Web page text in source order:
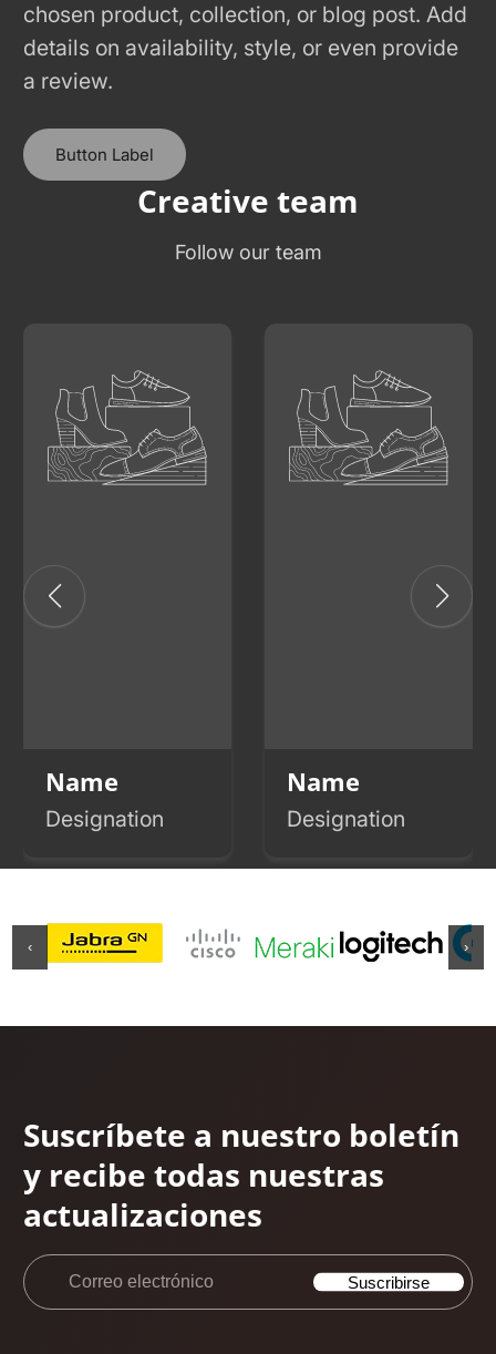
chosen product, collection, or blog post. Add
details on availability, style, or even provide
a review.
Button Label
Follow our team
Creative team
Name
Designation
Name
Designation
‹ ›
Suscríbete a nuestro boletín
y recibe todas nuestras
actualizaciones
Correo
Suscribirse